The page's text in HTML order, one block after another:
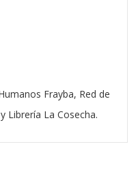
Frayba, Red de
Librería La Cosecha.